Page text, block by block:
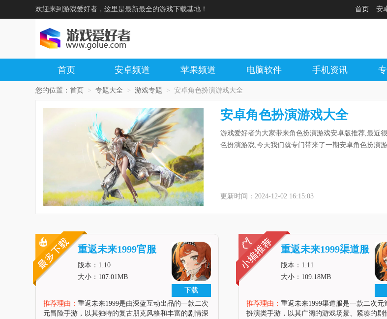
欢迎来到游戏爱好者，这里是最新最全的游戏下载基地！ 首页 安
首页 安卓频道 苹果频道 电脑软件 手机资讯
您的位置： 首页 > 专题大全 > 游戏专题 > 安卓角色扮演游戏大全
安卓角色扮演游戏大全
游戏爱好者为大家带来角色扮演游戏安卓版推荐,最近
色扮演游戏,今天我们就专门带来了一期安卓角色扮演
更新时间：2024-12-02 16:15:03
下载
重返未来1999官服
版本：1.10
大小：107.01MB
推荐理由： 重返未来1999是由深蓝互动出品的一款二次
元冒险手游，以其独特的复古朋克风格和丰富的剧情深
重返未来1999渠道服
版本：1.11
大小：109.18MB
推荐理由： 重返未来1999渠道服是一款二次元
扮演类手游，以其广阔的游戏场景、紧凑的剧